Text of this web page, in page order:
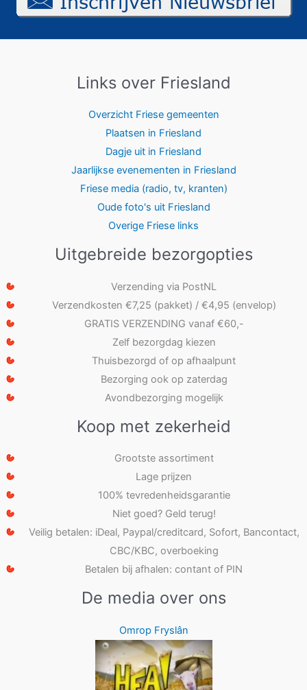
Links over Friesland
Overzicht Friese gemeenten
Plaatsen in Friesland
Dagje uit in Friesland
Jaarlijkse evenementen in Friesland
Friese media (radio, tv, kranten)
Oude foto's uit Friesland
Overige Friese links
Uitgebreide bezorgopties
Verzending via PostNL
Verzendkosten €7,25 (pakket) / €4,95 (envelop)
GRATIS VERZENDING vanaf €60,-
Zelf bezorgdag kiezen
Thuisbezorgd of op afhaalpunt
Bezorging ook op zaterdag
Avondbezorging mogelijk
Koop met zekerheid
Grootste assortiment
Lage prijzen
100% tevredenheidsgarantie
Niet goed? Geld terug!
Veilig betalen: iDeal, Paypal/creditcard, Sofort, Bancontact,
CBC/KBC, overboeking
Betalen bij afhalen: contant of PIN
De media over ons
Omrop Fryslân